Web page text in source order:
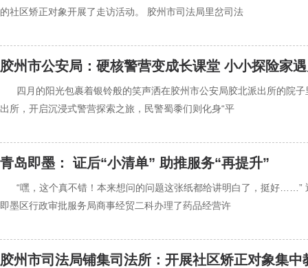
的社区矫正对象开展了走访活动。 胶州市司法局里岔司法
胶州市公安局：硬核警营变成长课堂 小小探险家
四月的阳光包裹着银铃般的笑声洒在胶州市公安局胶北派出所的院
出所，开启沉浸式警营探索之旅，民警蜀黍们则化身“平
青岛即墨： 证后“小清单” 助推服务“再提升”
‍‍“嘿，这个真不错！本来想问的问题这张纸都给讲明白了，挺好
即墨区行政审批服务局商事经贸二科办理了药品经营许
胶州市司法局铺集司法所：开展社区矫正对象集中